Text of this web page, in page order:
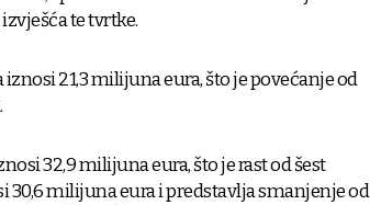
te tvrtke.
21,3 milijuna eura, što je povećanje od
32,9 milijuna eura, što je rast od šest
milijuna eura i predstavlja smanjenje od